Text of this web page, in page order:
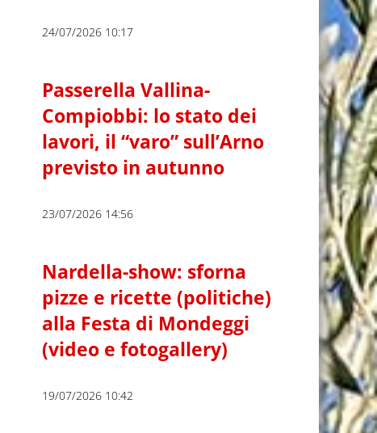
24/07/2026 10:17
Passerella Vallina-
Compiobbi: lo stato dei
lavori, il “varo” sull’Arno
previsto in autunno
23/07/2026 14:56
Nardella-show: sforna
pizze e ricette (politiche)
alla Festa di Mondeggi
(video e fotogallery)
19/07/2026 10:42